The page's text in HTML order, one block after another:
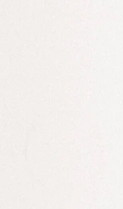
und
ist.